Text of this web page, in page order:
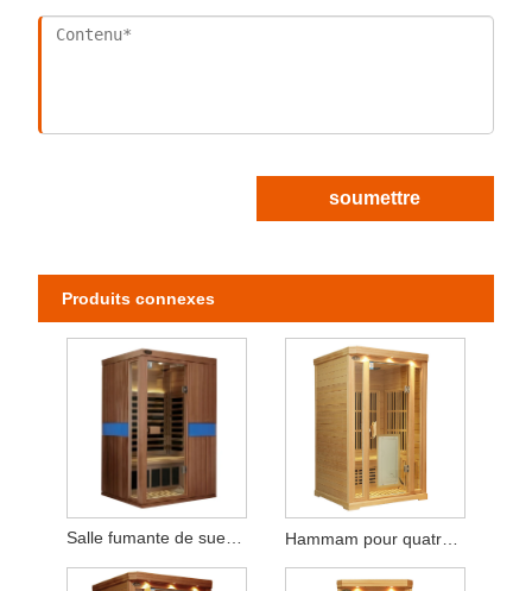
soumettre
Produits connexes
Salle fumante de sueur infrarouge bois massif Hammam pour quatre personnes